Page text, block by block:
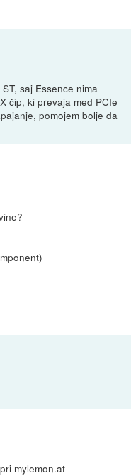
saj Essence nima
čip, ki prevaja med PCIe
pomojem bolje da
mylemon.at